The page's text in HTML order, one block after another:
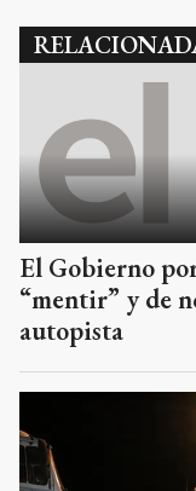
El Gobierno
“mentir” y de
autopista